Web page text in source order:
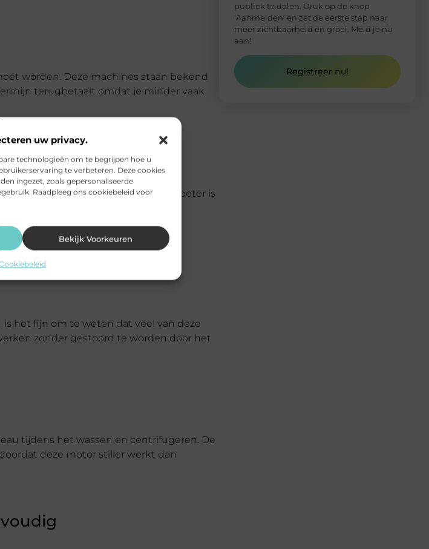
uw privacy.
technologieën om te begrijpen hoe u
te verbeteren. Deze cookies
ingezet, zoals gepersonaliseerde
Raadpleeg ons cookiebeleid voor
Bekijk Voorkeuren
worden. Deze machines staan bekend
terugbetaalt omdat je minder vaak
uiteindelijk kosten bespaart en beter is
dat deze machines jarenlang
het fijn om te weten dat veel van deze
zonder gestoord te worden door het
tijdens het wassen en centrifugeren. De
deze motor stiller werkt dan
publiek te delen. Druk op de knop
‘Aanmelden’ en zet de eerste stap naar
meer zichtbaarheid en groei. Meld je nu
aan!
Registreer nu!